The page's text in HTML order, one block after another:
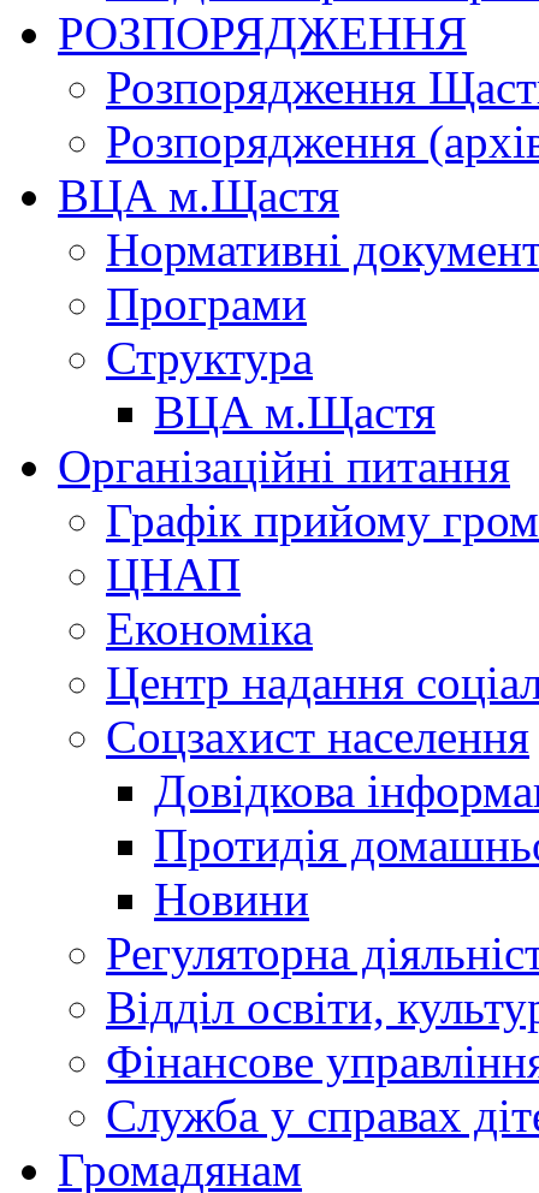
РОЗПОРЯДЖЕННЯ
Розпорядження
Розпорядження
ВЦА м.Щастя
Нормативні
Програми
Структура
ВЦА м.Щастя
Організаційні питання
Графік прийому
ЦНАП
Економіка
Центр надання
Соцзахист населення
Довідкова
Протидія
Новини
Регуляторна
Відділ освіти,
Фінансове
Служба у справах
Громадянам